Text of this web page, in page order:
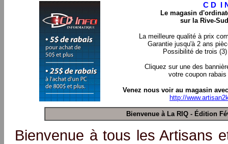
C D I
Le magasin
sur la Rive-
La meilleure qualité à prix
Garantie jusqu'à 2 ans
Possibilité de trois
Cliquez sur une des
votre coupon
Venez nous voir au magasin
http://
Bienvenue à La RIQ - Édition
Bienvenue à tous les Artisans